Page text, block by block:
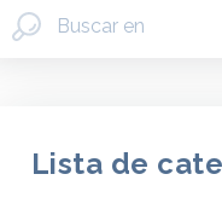
Lista de